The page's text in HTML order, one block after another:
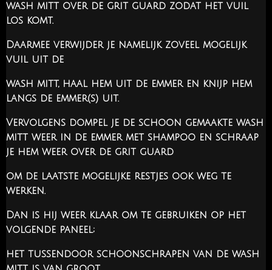
wash mitt over de grit guard zodat het vuil
los komt.
Daarmee verwijder je namelijk zoveel mogelijk
vuil uit de
wash mitt, haal hem uit de emmer en knijp hem
langs de emmer(s) uit.
Vervolgens dompel je de schoon gemaakte wash
mitt weer in de emmer met shampoo en schraap
je hem weer over de grit guard
om de laatste mogelijke restjes ook weg te
werken.
Dan is hij weer klaar om te gebruiken op het
volgende paneel;
het tussendoor schoonschrapen van de wash